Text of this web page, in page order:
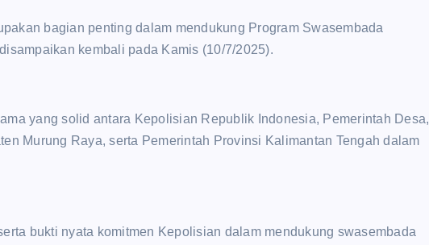
bagian penting dalam mendukung Program Swasembada
kembali pada Kamis (10/7/2025).
yang solid antara Kepolisian Republik Indonesia, Pemerintah Desa,
Murung Raya, serta Pemerintah Provinsi Kalimantan Tengah dalam
bukti nyata komitmen Kepolisian dalam mendukung swasembada